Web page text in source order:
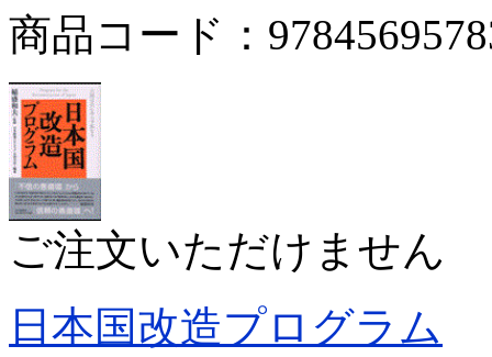
商品コード：
ご注文いただけません
日本国改造プログラム